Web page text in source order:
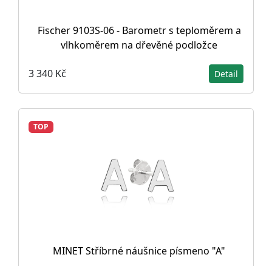
Fischer 9103S-06 - Barometr s teploměrem a
vlhkoměrem na dřevěné podložce
3 340 Kč Detail
TOP
MINET Stříbrné náušnice písmeno "A"